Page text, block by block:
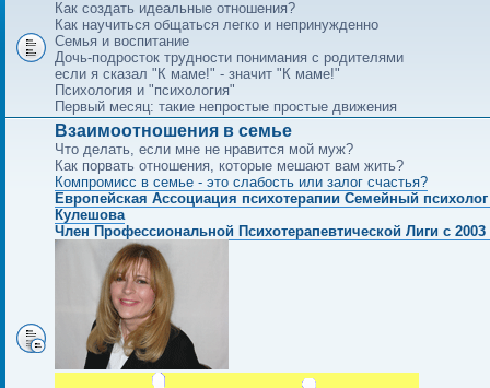
Как создать идеальные отношения?
Как научиться общаться легко и непринужденно
Семья и воспитание
Дочь-подросток трудности понимания с родителями
если я сказал "К маме!" - значит "К маме!"
Психология и "психология"
Первый месяц: такие непростые простые движения
Взаимоотношения в семье
Что делать, если мне не нравится мой муж?
Как порвать отношения, которые мешают вам жить?
Компромисс в семье - это слабость или залог счастья?
Европейская Ассоциация психотерапии Семейный
Кулешова
Член Профессиональной Психотерапевтической Лиги с 2003